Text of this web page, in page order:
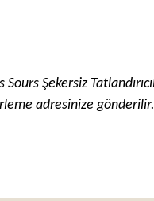
Şekersiz
adresinize gönderilir.